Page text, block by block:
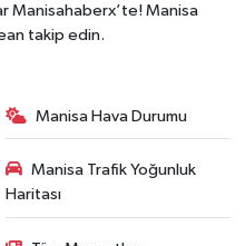
Manisahaberx’te! Manisa
takip edin.
Manisa Hava Durumu
Manisa Trafik Yoğunluk
Haritası